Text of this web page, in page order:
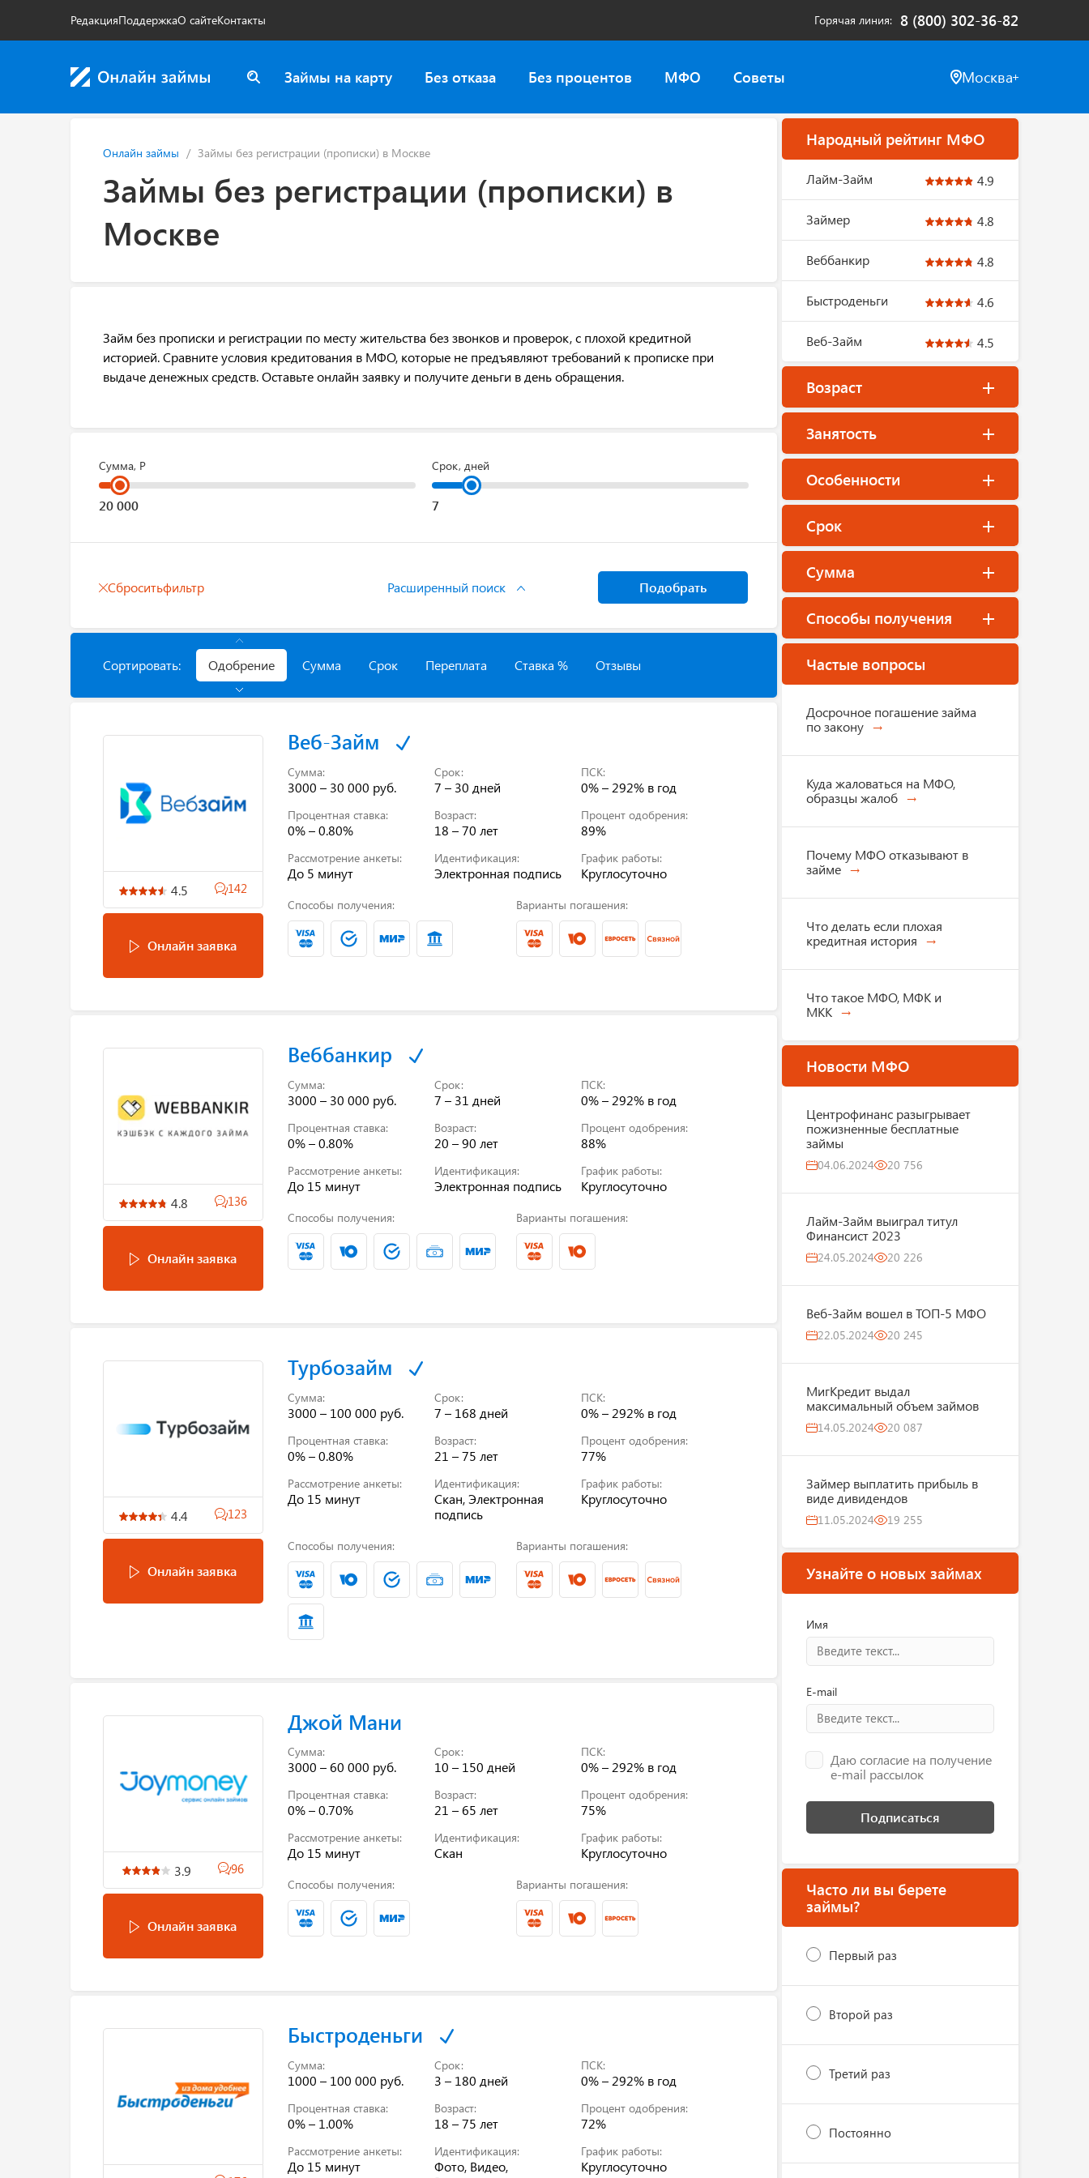
РедакцияПоддержкаО сайтеКонтакты Горячая линия 8 (800) 302-36-82
Займы на карту Без отказа Без процентов МФО Советы Москва
Онлайн займы Займы без регистрации (прописки) в Москве
Займы без регистрации (прописки) в
Москве
Займ без прописки и регистрации по месту жительства без звонков и проверок, с плохой кредитной
историей. Сравните условия кредитования в МФО, которые не предъявляют требований к прописке при
выдаче денежных средств. Оставьте онлайн заявку и получите деньги в день обращения.
Сумма, Р Срок, дней
Сброситьфильтр Расширенный поиск Подобрать
Сортировать: Одобрение Сумма Срок Переплата Ставка % Отзывы
4.5 142
Онлайн заявка
Веб-Займ
Сумма:
3000 – 30 000 руб.
Срок:
7 – 30 дней
ПСК:
0% – 292% в год
Процентная ставка:
0% – 0.80%
Возраст:
18 – 70 лет
Процент одобрения:
89%
Рассмотрение анкеты:
До 5 минут
Идентификация:
Электронная подпись
График работы:
Круглосуточно
Способы получения: Варианты погашения:
4.8 136
Онлайн заявка
Веббанкир
Сумма:
3000 – 30 000 руб.
Срок:
7 – 31 дней
ПСК:
0% – 292% в год
Процентная ставка:
0% – 0.80%
Возраст:
20 – 90 лет
Процент одобрения:
88%
Рассмотрение анкеты:
До 15 минут
Идентификация:
Электронная подпись
График работы:
Круглосуточно
Способы получения: Варианты погашения:
4.4 123
Онлайн заявка
Турбозайм
Сумма:
3000 – 100 000 руб.
Срок:
7 – 168 дней
ПСК:
0% – 292% в год
Процентная ставка:
0% – 0.80%
Возраст:
21 – 75 лет
Процент одобрения:
77%
Рассмотрение анкеты:
До 15 минут
Идентификация:
Скан, Электронная
подпись
График работы:
Круглосуточно
Способы получения: Варианты погашения:
3.9 96
Онлайн заявка
Джой Мани
Сумма:
3000 – 60 000 руб.
Срок:
10 – 150 дней
ПСК:
0% – 292% в год
Процентная ставка:
0% – 0.70%
Возраст:
21 – 65 лет
Процент одобрения:
75%
Рассмотрение анкеты:
До 15 минут
Идентификация:
Скан
График работы:
Круглосуточно
Способы получения: Варианты погашения:
Быстроденьги
Сумма:
1000 – 100 000 руб.
Срок:
3 – 180 дней
ПСК:
0% – 292% в год
Процентная ставка:
0% – 1.00%
Возраст:
18 – 75 лет
Процент одобрения:
72%
Рассмотрение анкеты:
До 15 минут
Идентификация:
Фото, Видео,
График работы:
Круглосуточно
Народный рейтинг МФО
Лайм-Займ 4.9
Займер 4.8
Веббанкир 4.8
Быстроденьги 4.6
Веб-Займ 4.5
Возраст
Занятость
Особенности
Срок
Сумма
Способы получения
Частые вопросы
Досрочное погашение займа
по закону
Куда жаловаться на МФО,
образцы жалоб
Почему МФО отказывают в
займе
Что делать если плохая
кредитная история
Что такое МФО, МФК и
МКК
Новости МФО
Центрофинанс разыгрывает
пожизненные бесплатные
займы
04.06.2024 20 756
Лайм-Займ выиграл титул
Финансист 2023
24.05.2024 20 226
Веб-Займ вошел в ТОП-5 МФО
22.05.2024 20 245
МигКредит выдал
максимальный объем займов
14.05.2024 20 087
Займер выплатить прибыль в
виде дивидендов
11.05.2024 19 255
Узнайте о новых займах
Имя
E-mail
Даю согласие на получение
e-mail рассылок
Подписаться
Часто ли вы берете
займы?
Первый раз
Второй раз
Третий раз
Постоянно